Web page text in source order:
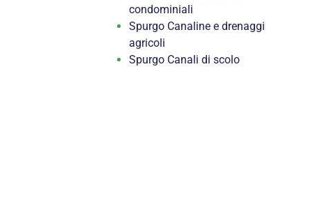
condominiali
Spurgo Canaline e drenaggi
agricoli
Spurgo Canali di scolo